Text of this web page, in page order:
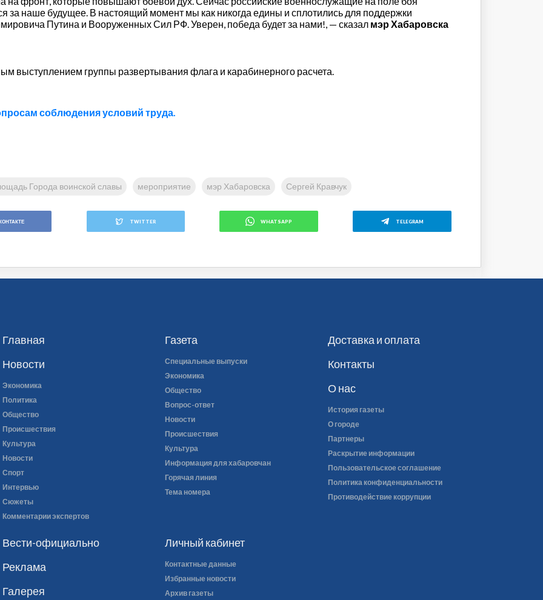
за наше будущее. В настоящий момент мы как никогда едины и сплотились для поддержки
Путина и Вооруженных Сил РФ. Уверен, победа будет за нами!, — сказал мэр Хабаровска
выступлением группы развертывания флага и карабинерного расчета.
соблюдения условий труда.
Города воинской славы мероприятие мэр Хабаровска Сергей Кравчук
TWITTER WHATSAPP TELEGRAM
Личный кабинет
Контактные данные
Избранные новости
Архив газеты
Главная
Новости
Экономика
Политика
Общество
Происшествия
Культура
Новости
Спорт
Интервью
Сюжеты
Комментарии экспертов
Газета
Специальные выпуски
Экономика
Общество
Вопрос-ответ
Новости
Происшествия
Культура
Информация для хабаровчан
Горячая линия
Тема номера
Доставка и оплата
Контакты
О нас
История газеты
О городе
Партнеры
Раскрытие информации
Пользовательское соглашение
Политика конфиденциальности
Противодействие коррупции
Вести-официально
Реклама
Галерея